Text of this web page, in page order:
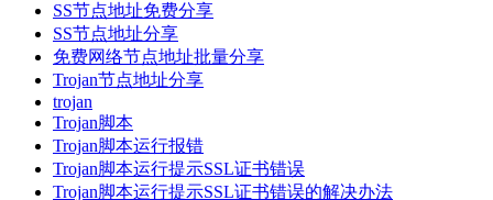
SS节点地址免费分享
SS节点地址分享
免费网络节点地址批量分享
Trojan节点地址分享
trojan
Trojan脚本
Trojan脚本运行报错
Trojan脚本运行提示SSL证书错误
Trojan脚本运行提示SSL证书错误的解决办法